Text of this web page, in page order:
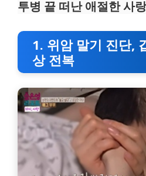
투병 끝 떠난 애절한 사랑
1. 위암 말기 진단,
상 전복